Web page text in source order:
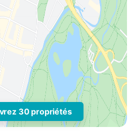
30 propriétés